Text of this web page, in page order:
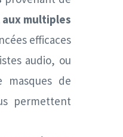
multiples
efficaces
audio, ou
masques de
permettent